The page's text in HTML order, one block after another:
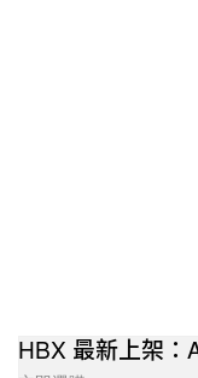
HBX 最新上架：